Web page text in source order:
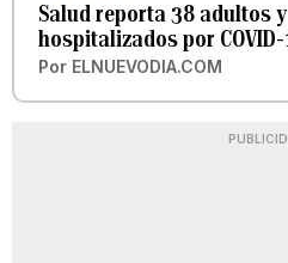
Salud reporta 38 adultos
hospitalizados por
Por ELNUEVODIA.COM